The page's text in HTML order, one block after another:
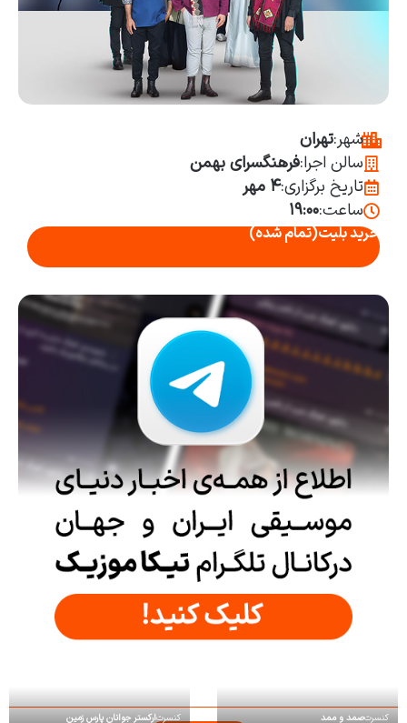
شهر:تهران
سالن اجرا:فرهنگسرای بهمن
تاریخ برگزاری:۴ مهر
ساعت:۱۹:۰۰
خرید بلیت(تمام شده)
کنسرتصمد و ممد کنسرتارکستر جوانان پارس زمین